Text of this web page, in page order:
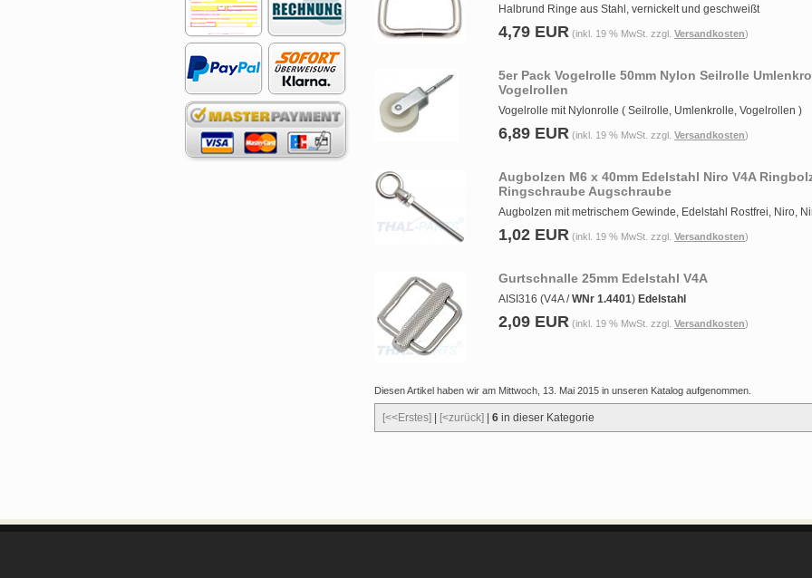
Halbrund Ringe aus Stahl, vernickelt und geschweißt
4,79 EUR (inkl. 19 % MwSt. zzgl. Versandkosten)
5er Pack Vogelrolle 50mm Nylon Seilrolle
Vogelrollen
Vogelrolle mit Nylonrolle ( Seilrolle, Umlenkrolle, Vogelrollen )
6,89 EUR (inkl. 19 % MwSt. zzgl. Versandkosten)
Augbolzen M6 x 40mm Edelstahl Niro V4A
Ringschraube Augschraube
Augbolzen mit metrischem Gewinde, Edelstahl Rostfrei, Niro,
1,02 EUR (inkl. 19 % MwSt. zzgl. Versandkosten)
Gurtschnalle 25mm Edelstahl V4A
AISI316 (V4A /WNr 1.4401) Edelstahl
2,09 EUR (inkl. 19 % MwSt. zzgl. Versandkosten)
Diesen Artikel haben wir am Mittwoch, 13. Mai 2015 in unseren Katalog aufgenommen.
[<<Erstes] [<zurück] 6 in dieser Kategorie